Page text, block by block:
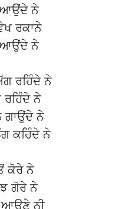
ਨੇ
ਰਕਾਨੇ
ਨੇ
ਰਹਿੰਦੇ ਨੇ
ਰਹਿੰਦੇ ਨੇ
ਗਾਉਂਦੇ ਨੇ
ਕਹਿੰਦੇ ਨੇ
ਕੋਰੇ ਨੇ
ਗੋਰੇ ਨੇ
ਆਉਣੇ ਨੀ